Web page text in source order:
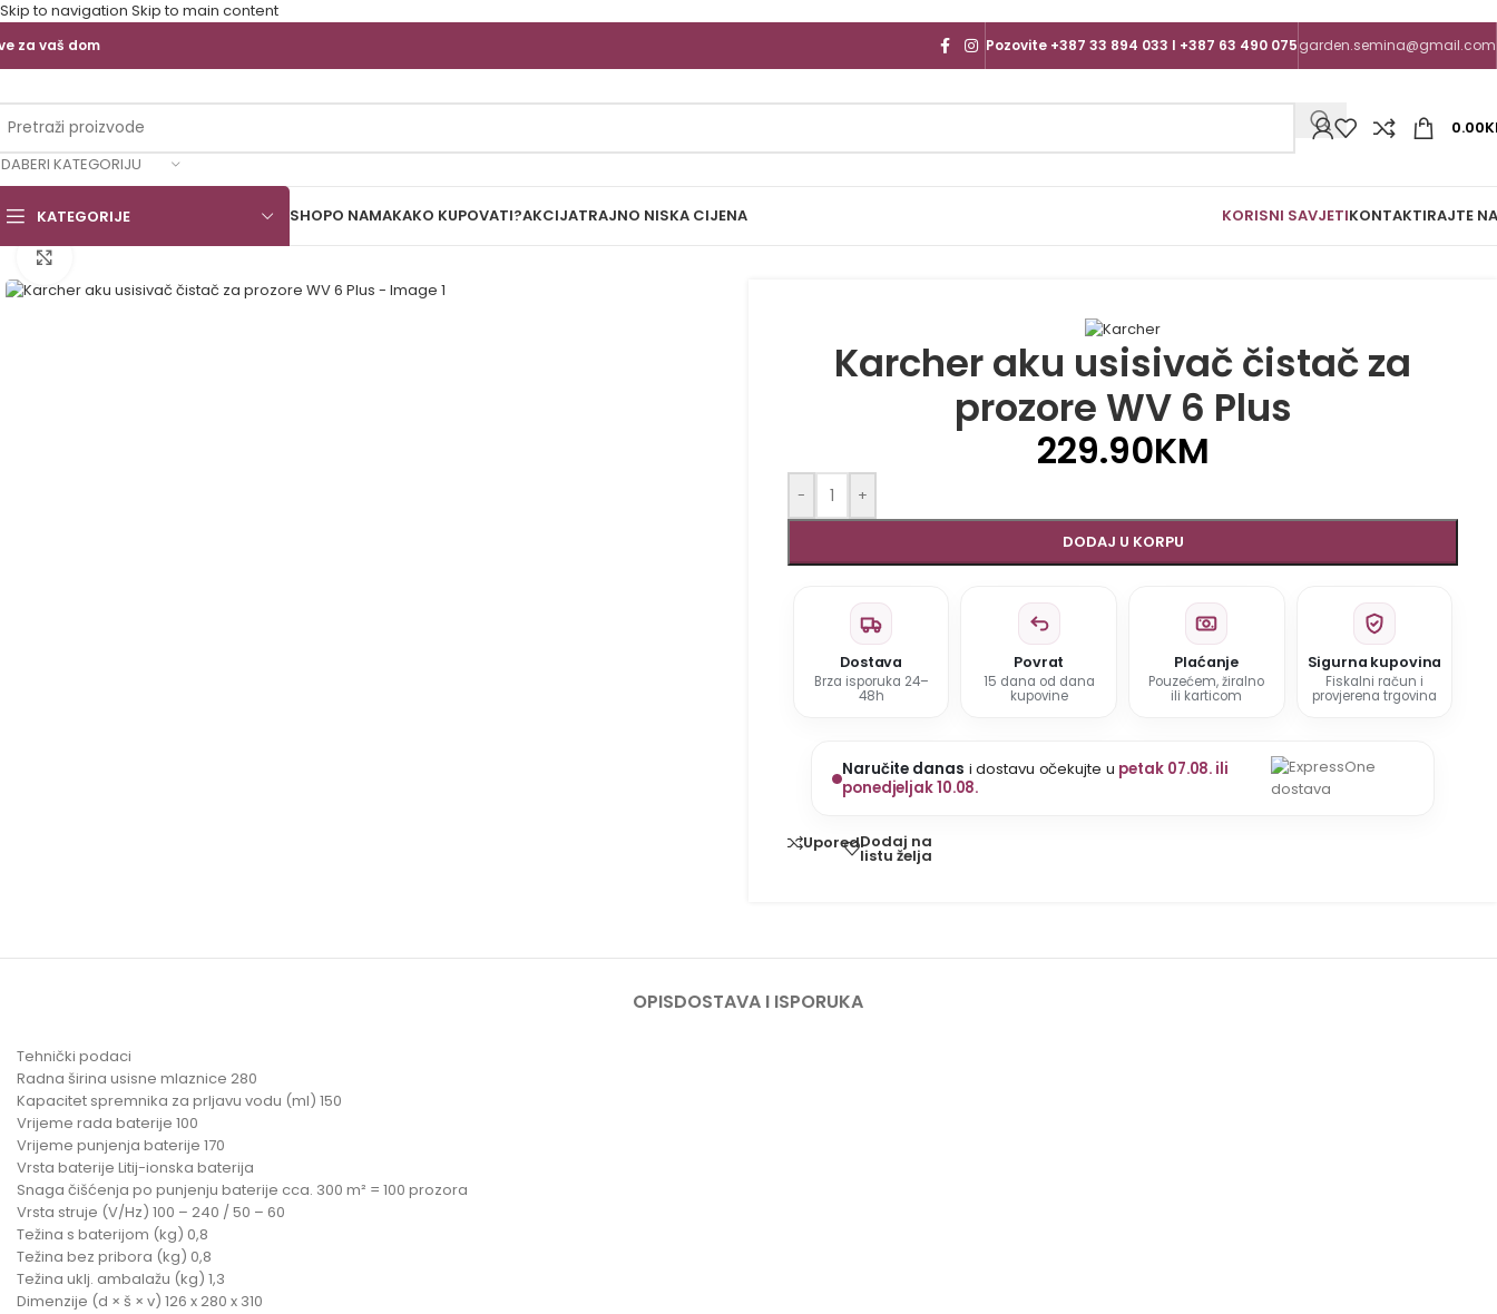
Skip to navigation Skip to main content
za vaš dom Pozovite +387 33 894 033 I +387 63 490 075garden.semina@gmail.com
KATEGORIJU
0.00
KATEGORIJE SHOPO NAMAKAKO KUPOVATI?AKCIJATRAJNO NISKA CIJENA KORISNI SAVJETIKONTAKTIRAJTE
Karcher aku usisivač čistač za
prozore WV 6 Plus
229.90KM
- +
DODAJ U KORPU
Dostava
Brza isporuka 24–
48h
Povrat
15 dana od dana
kupovine
Plaćanje
Pouzećem, žiralno
ili karticom
Sigurna kupovina
Fiskalni račun i
provjerena trgovina
Naručite danas i dostavu očekujte u petak 07.08. ili
ponedjeljak 10.08.
UporediDodaj na
listu želja
OPISDOSTAVA I ISPORUKA
Tehnički podaci
Radna širina usisne mlaznice 280
Kapacitet spremnika za prljavu vodu (ml) 150
Vrijeme rada baterije 100
Vrijeme punjenja baterije 170
Vrsta baterije Litij-ionska baterija
Snaga čišćenja po punjenju baterije cca. 300 m² = 100 prozora
Vrsta struje (V/Hz) 100 – 240 / 50 – 60
Težina s baterijom (kg) 0,8
Težina bez pribora (kg) 0,8
Težina uklj. ambalažu (kg) 1,3
Dimenzije (d × š × v) 126 x 280 x 310